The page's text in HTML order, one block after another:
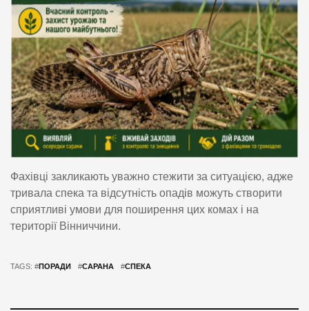
Фахівці закликають уважно стежити за ситуацією, адже
тривала спека та відсутність опадів можуть створити
сприятливі умови для поширення цих комах і на
території Вінниччини.
TAGS: #ПОРАДИ #САРАНА #СПЕКА